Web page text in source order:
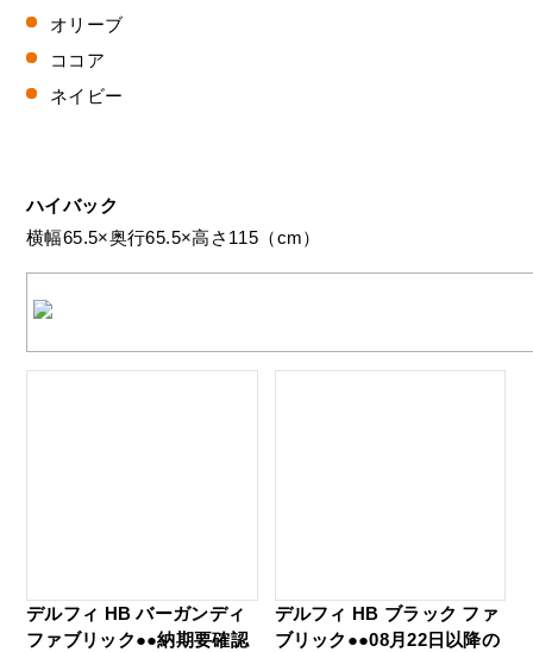
オリーブ
ココア
ネイビー
ハイバック
横幅65.5×奥行65.5×高さ115（cm）
デルフィ HB バーガンディ
ファブリック●●納期要確認
デルフィ HB ブラック ファ
ブリック●●08月22日以降の